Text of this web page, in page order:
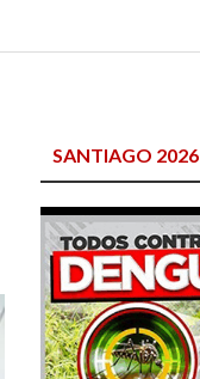
SANTIAGO 2026